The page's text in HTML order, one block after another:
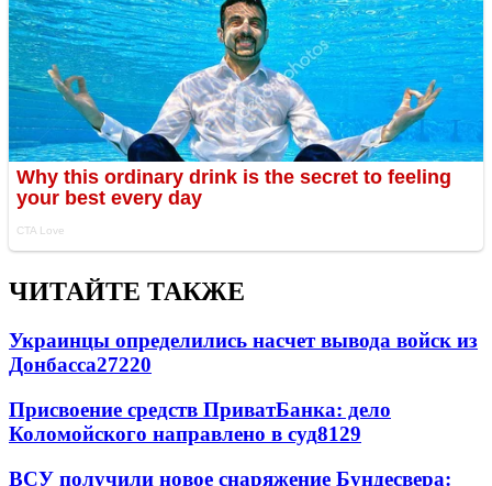
ЧИТАЙТЕ ТАКЖЕ
Украинцы определились насчет вывода войск из
Донбасса27220
Присвоение средств ПриватБанка: дело
Коломойского направлено в суд8129
ВСУ получили новое снаряжение Бундесвера: